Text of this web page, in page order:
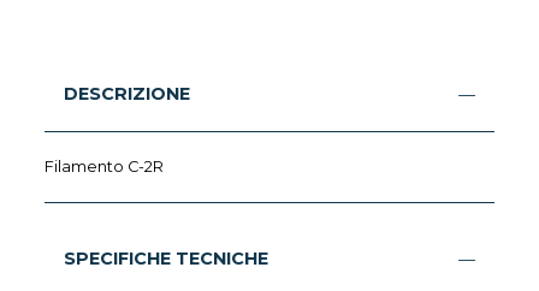
DESCRIZIONE
Filamento C-2R
SPECIFICHE TECNICHE